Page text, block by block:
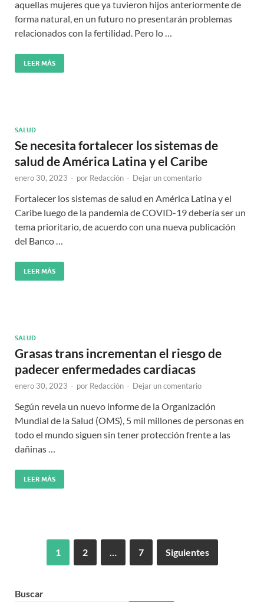
aquellas mujeres que ya tuvieron hijos anteriormente de
forma natural, en un futuro no presentarán problemas
relacionados con la fertilidad. Pero lo …
LEER MÁS
SALUD
Se necesita fortalecer los sistemas de
salud de América Latina y el Caribe
enero 30, 2023 - por Redacción - Dejar un comentario
Fortalecer los sistemas de salud en América Latina y el
Caribe luego de la pandemia de COVID-19 debería ser un
tema prioritario, de acuerdo con una nueva publicación
del Banco …
LEER MÁS
SALUD
Grasas trans incrementan el riesgo de
padecer enfermedades cardiacas
enero 30, 2023 - por Redacción - Dejar un comentario
Según revela un nuevo informe de la Organización
Mundial de la Salud (OMS), 5 mil millones de personas en
todo el mundo siguen sin tener protección frente a las
dañinas …
LEER MÁS
1 2 … 7 Siguientes
Buscar